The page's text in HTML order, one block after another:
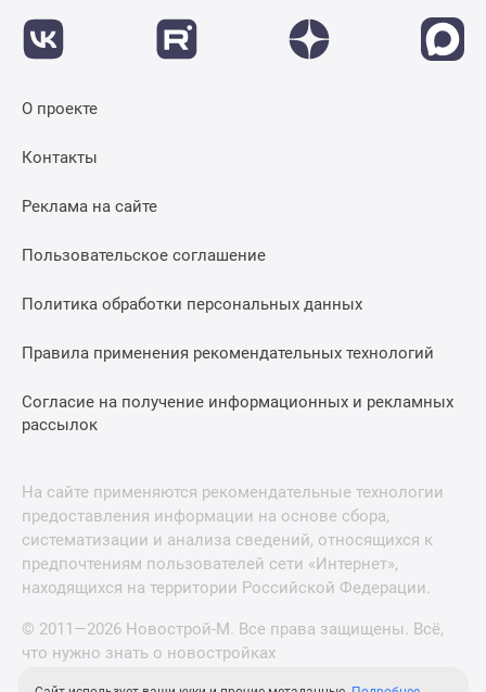
О проекте
Контакты
Реклама на сайте
Пользовательское соглашение
Политика обработки персональных данных
Правила применения рекомендательных технологий
Согласие на получение информационных и рекламных
рассылок
На сайте применяются рекомендательные технологии
предоставления информации на основе сбора,
систематизации и анализа сведений, относящихся к
предпочтениям пользователей сети «Интернет»,
находящихся на территории Российской Федерации.
© 2011—2026 Новострой-М. Все права защищены. Всё,
что нужно знать о новостройках